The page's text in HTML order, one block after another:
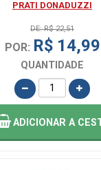
PRATI DONADUZZI
DE: R$ 22,51
POR: R$ 14,99
QUANTIDADE
ADICIONAR A